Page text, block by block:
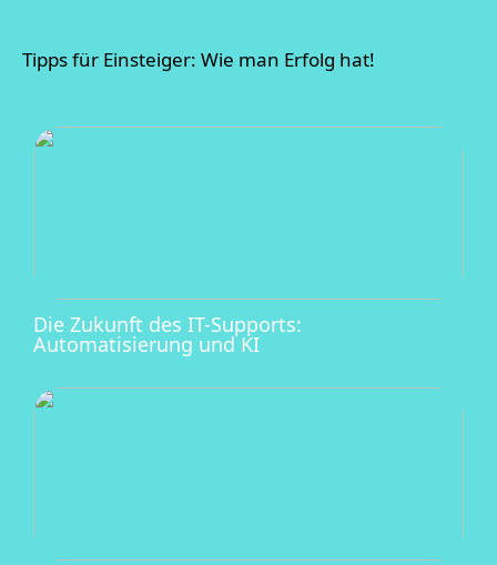
Tipps für Einsteiger: Wie man Erfolg hat!
Die Zukunft des IT-Supports:
Automatisierung und KI